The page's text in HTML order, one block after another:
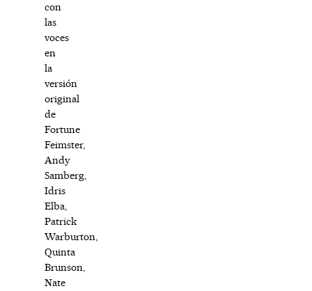
con
las
voces
en
la
versión
original
de
Fortune
Feimster,
Andy
Samberg,
Idris
Elba,
Patrick
Warburton,
Quinta
Brunson,
Nate